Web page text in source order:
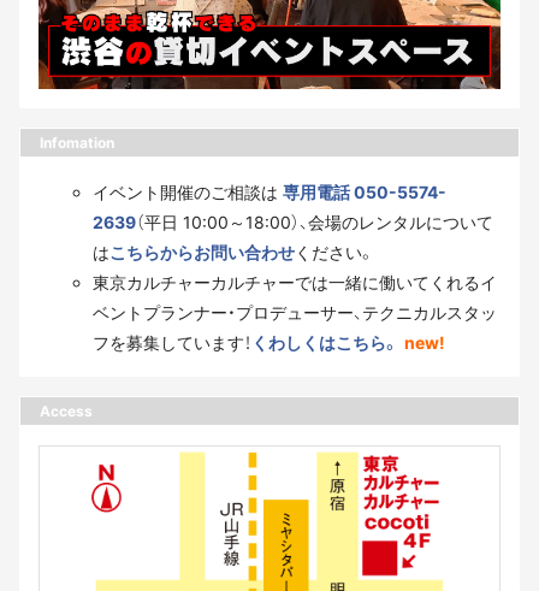
Infomation
イベント開催のご相談は 専用電話 050-5574-
2639（平日 10:00～18:00）、会場のレンタルについて
はこちらからお問い合わせください。
東京カルチャーカルチャーでは一緒に働いてくれるイ
ベントプランナー・プロデューサー、テクニカルスタッ
フを募集しています！ くわしくはこちら。 new!
Access